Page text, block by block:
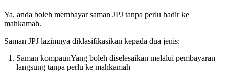
Ya, anda boleh membayar saman JPJ tanpa perlu hadir ke
mahkamah.
Saman JPJ lazimnya diklasifikasikan kepada dua jenis:
Saman kompaunYang boleh diselesaikan melalui pembayaran
langsung tanpa perlu ke mahkamah